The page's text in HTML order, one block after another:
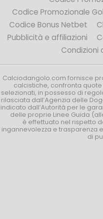
Codice Promozionale
Codice Bonus Netbet
Pubblicità e affiliazioni
Condizioni
Calciodangolo.com fornisce
calcistiche, confronta
selezionati, in possesso di
rilasciata dall’Agenzia delle
indicato dall’Autorità per le
delle proprie Linee Guida
è effettuato nel rispetto
ingannevolezza e trasparenza
di